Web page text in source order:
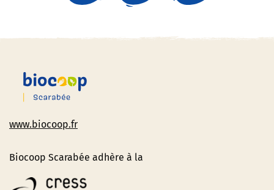
www.biocoop.fr
Biocoop Scarabée adhère à la